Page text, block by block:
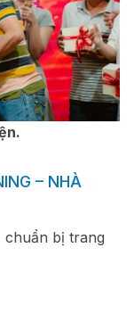
– NHÀ
chuẩn bị trang